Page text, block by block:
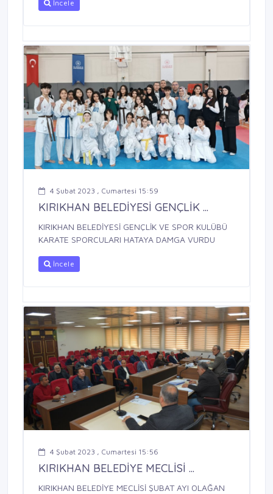
İncele
4 Şubat 2023 , Cumartesi 15:59
KIRIKHAN BELEDİYESİ GENÇLİK ...
KIRIKHAN BELEDİYESİ GENÇLİK VE SPOR KULÜBÜ
KARATE SPORCULARI HATAYA DAMGA VURDU
İncele
4 Şubat 2023 , Cumartesi 15:56
KIRIKHAN BELEDİYE MECLİSİ ...
KIRIKHAN BELEDİYE MECLİSİ ŞUBAT AYI OLAĞAN